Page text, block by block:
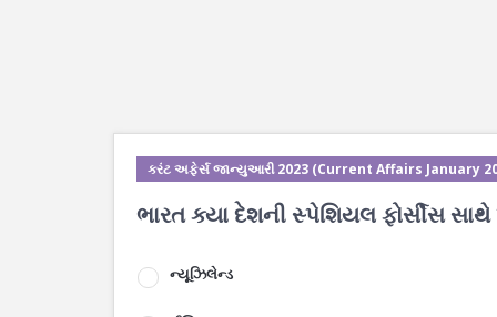
કરંટ અફેર્સ જાન્યુઆરી 2023 (Current Affairs January
ભારત ક્યા દેશની સ્પેશિયલ ફોર્સીસ
ન્યૂઝિલેન્ડ